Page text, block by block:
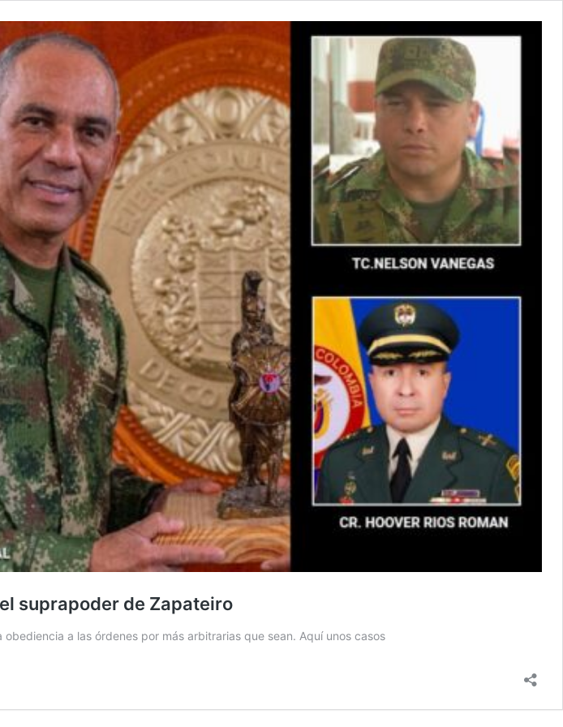
suprapoder de Zapateiro
a las órdenes por más arbitrarias que sean. Aquí unos casos